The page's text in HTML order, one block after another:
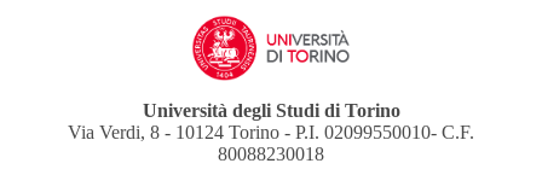
Università degli Studi di Torino
Via Verdi, 8 - 10124 Torino - P.I. 02099550010- C.F.
80088230018